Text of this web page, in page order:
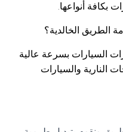
بكافة أنواعها.
الطريق الخالدية؟
السيارات بسرعة عالية
النارية والسيارات